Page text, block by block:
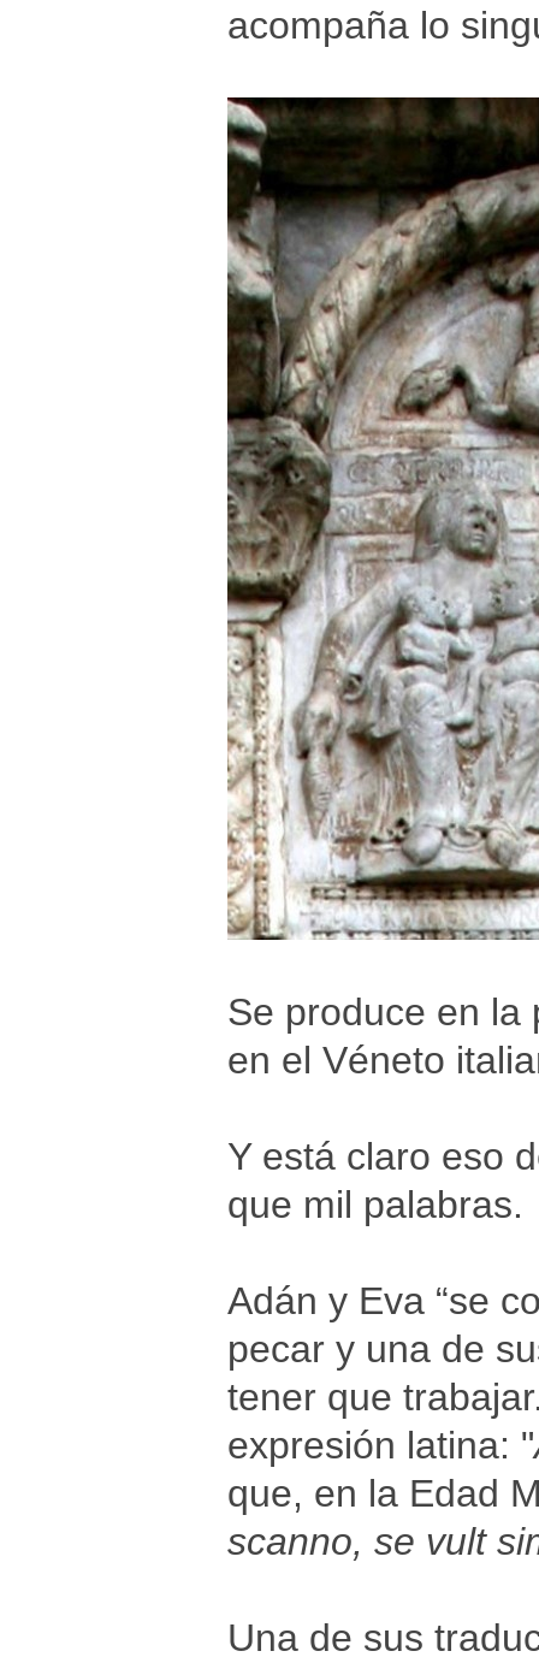
acompaña lo
Se produce en la
en el Véneto
Y está claro eso
que mil palabras.
Adán y Eva “se
pecar y una de
tener que
expresión latina: "
que, en la Edad
scanno, se vult
Una de sus